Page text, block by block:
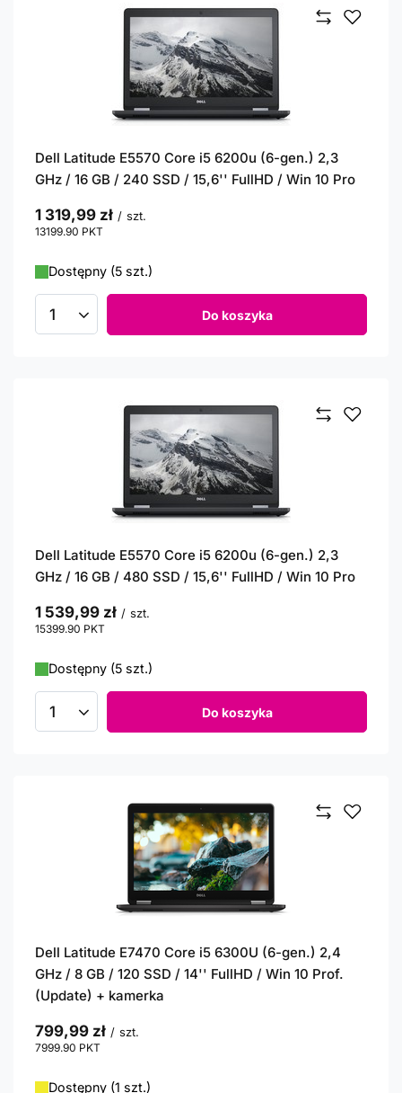
Dell Latitude E5570 Core i5 6200u (6-gen.) 2,3
GHz / 16 GB / 240 SSD / 15,6'' FullHD / Win 10 Pro
1 319,99 zł / szt.
13199.90 PKT
Dostępny (5 szt.)
Ilość produktów Do koszyka
Dell Latitude E5570 Core i5 6200u (6-gen.) 2,3
GHz / 16 GB / 480 SSD / 15,6'' FullHD / Win 10 Pro
1 539,99 zł / szt.
15399.90 PKT
Dostępny (5 szt.)
Ilość produktów Do koszyka
Dell Latitude E7470 Core i5 6300U (6-gen.) 2,4
GHz / 8 GB / 120 SSD / 14'' FullHD / Win 10 Prof.
(Update) + kamerka
799,99 zł / szt.
7999.90 PKT
Dostępny (1 szt.)